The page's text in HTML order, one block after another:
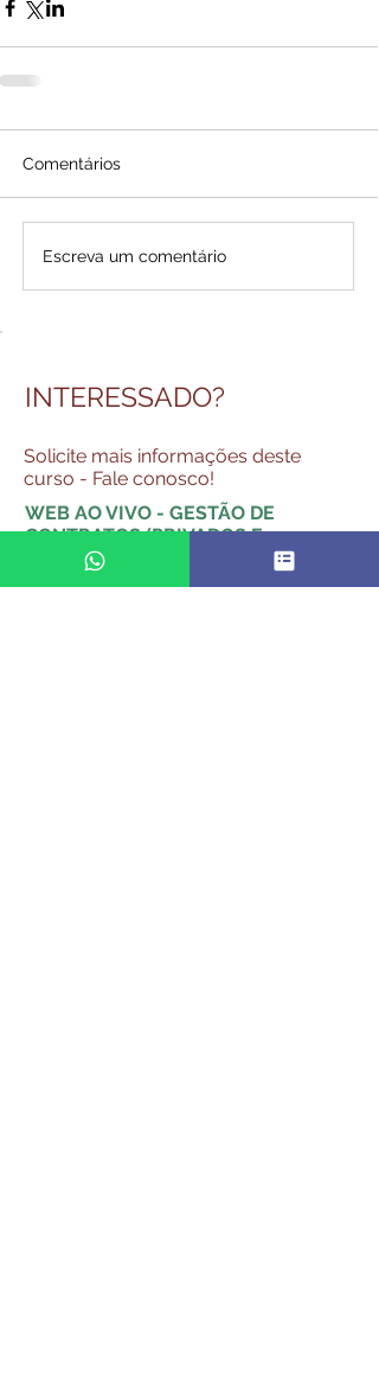
Comentários
Escreva um comentário
INTERESSADO?
Solicite mais informações deste
curso - Fale conosco!
WEB AO VIVO - GESTÃO DE
CONTRATOS (PRIVADOS E
PÚBLICOS)